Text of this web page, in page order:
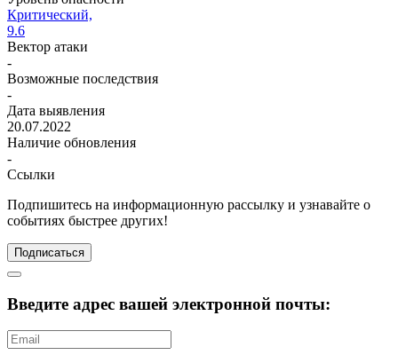
Критический,
9.6
Вектор атаки
-
Возможные последствия
-
Дата выявления
20.07.2022
Наличие обновления
-
Ссылки
Подпишитесь на информационную рассылку и узнавайте о
событиях быстрее других!
Подписаться
Введите адрес вашей электронной почты: